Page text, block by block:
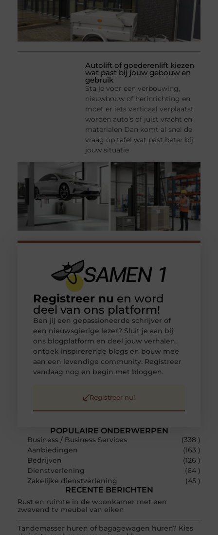
Autolift of goederenlift kiezen
wat past bij jouw gebouw en
gebruik
Sta je voor een verbouwing,
nieuwbouw of herinrichting en
moet er iets verticaal verplaatst
worden auto’s of juist vracht en
materialen Dan komt al snel de
vraag op tafel wat past beter bij
jouw situatie
POPULAIRE ONDERWERPEN
Business / Business Services
(338 )
Aanbiedingen
(163 )
Bedrijven
(126 )
Dienstverlening
(64 )
Zakelijke dienstverlening
(45 )
RECENTE BERICHTEN
Rust en ruimte in de woonkamer met een
zwevend tv meubel van eiken
Tandemasser huren of bagagewagen huren? Kies
Registreer nu en word
deel van ons platform!
Ben jij een gepassioneerde schrijver of
een nieuwsgierige lezer? Sluit je aan bij
ons blogplatform en deel jouw verhalen,
ontdek inspirerende blogs en bouw mee
aan een levendige community. Registreer
vandaag nog en begin met bloggen.
Registreer nu!